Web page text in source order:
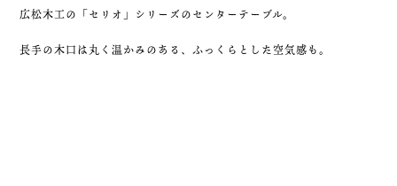
広松木工の「セリオ」シリーズのセンターテーブル。
長手の木口は丸く温かみのある、ふっくらとした空気感も。